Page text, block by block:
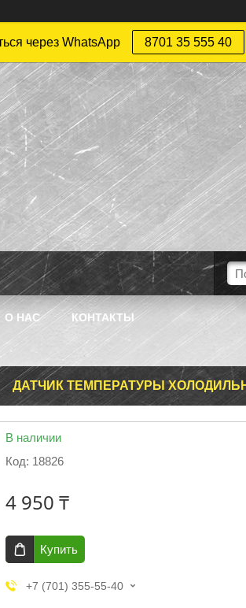
через WhatsApp 8701 35 555 40
О НАС КОНТАКТЫ
ДАТЧИК ТЕМПЕРАТУРЫ
В наличии
Код: 18826
4 950 ₸
Купить
+7 (701) 355-55-40